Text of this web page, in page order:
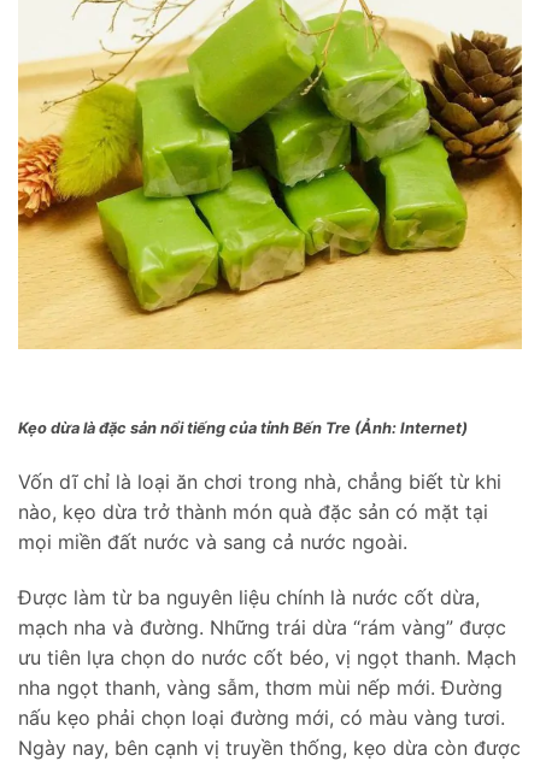
Kẹo dừa là đặc sản nổi tiếng của tỉnh Bến Tre (Ảnh: Internet)
Vốn dĩ chỉ là loại ăn chơi trong nhà, chẳng biết từ khi
nào, kẹo dừa trở thành món quà đặc sản có mặt tại
mọi miền đất nước và sang cả nước ngoài.
Được làm từ ba nguyên liệu chính là nước cốt dừa,
mạch nha và đường. Những trái dừa “rám vàng” được
ưu tiên lựa chọn do nước cốt béo, vị ngọt thanh. Mạch
nha ngọt thanh, vàng sẫm, thơm mùi nếp mới. Đường
nấu kẹo phải chọn loại đường mới, có màu vàng tươi.
Ngày nay, bên cạnh vị truyền thống, kẹo dừa còn được